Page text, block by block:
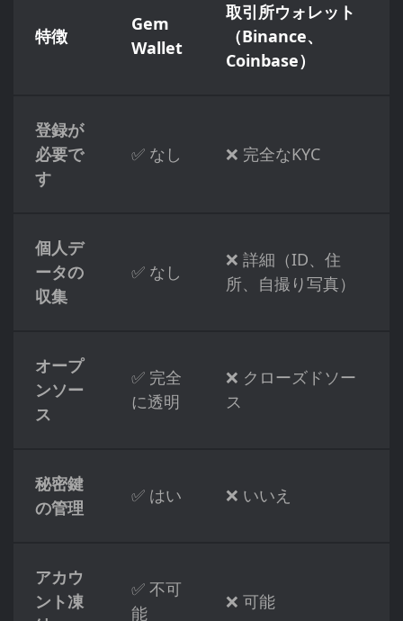
特徴
Gem
Wallet
取引所ウォレット
（Binance、
Coinbase）
登録が
必要で
す
✅ なし ❌ 完全なKYC
個人デ
ータの
収集
✅ なし
❌ 詳細（ID、住
所、自撮り写真）
オープ
ンソー
ス
✅ 完全
に透明
❌ クローズドソー
ス
秘密鍵
の管理
✅ はい ❌ いいえ
アカウ
ント凍
✅ 不可
能
❌ 可能